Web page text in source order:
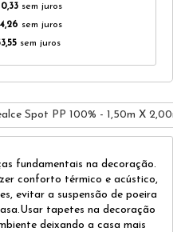
sem juros
sem juros
sem juros
Spot PP 100% - 1,50m X 2,00m
fundamentais na decoração.
conforto térmico e acústico,
evitar a suspensão de poeira
tapetes na decoração
deixando a casa mais